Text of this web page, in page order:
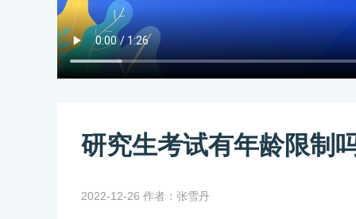
研究生考试有年龄限制
2022-12-26 作者：张雪丹